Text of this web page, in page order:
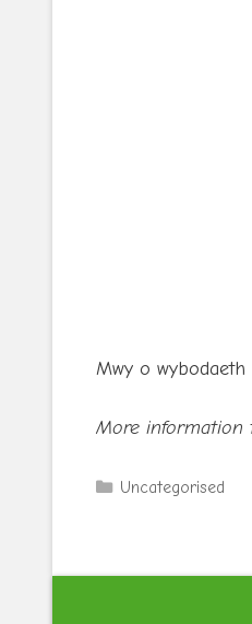
Mwy o wybodaeth
More information
Categories
Uncategorised